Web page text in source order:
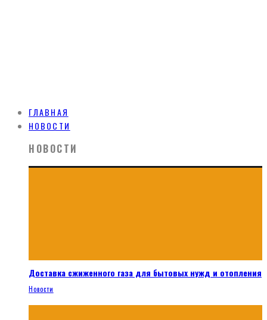
ГЛАВНАЯ
НОВОСТИ
НОВОСТИ
Доставка сжиженного газа для бытовых нужд и отопления
Новости